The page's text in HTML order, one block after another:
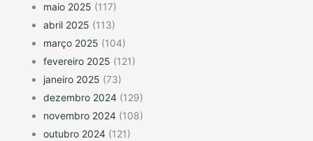
maio 2025 (117)
abril 2025 (113)
março 2025 (104)
fevereiro 2025 (121)
janeiro 2025 (73)
dezembro 2024 (129)
novembro 2024 (108)
outubro 2024 (121)